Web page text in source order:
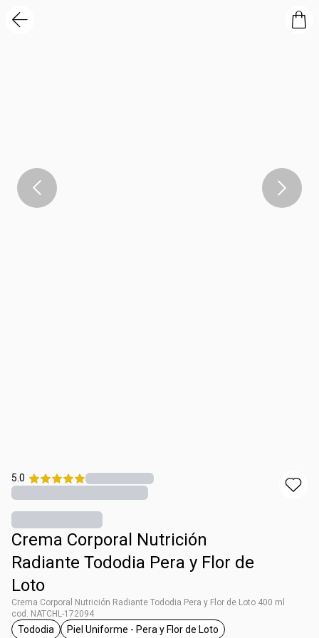
5.0
Crema Corporal Nutrición
Radiante Tododia Pera y Flor de
Loto
Crema Corporal Nutrición Radiante Tododia Pera y Flor de Loto 400 ml
cod. NATCHL-172094
general.tag Tododia
Tododia
general.tag Piel Uniforme - Pera y Flor
Piel Uniforme - Pera y Flor de Loto